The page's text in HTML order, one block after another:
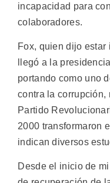
incapacidad para
colaboradores.
Fox, quien dijo estar
llegó a la
portando como uno
contra la corrupción,
Partido
2000 transformaron
indican diversos
Desde el inicio de